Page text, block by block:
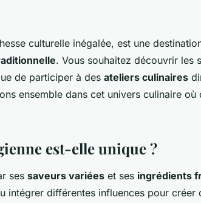
culturelle inégalée, est une
. Vous souhaitez découvrir les
de participer à des ateliers culinaires
ensemble dans cet univers culinaire où
est-elle unique ?
ses saveurs variées et ses ingrédients
intégrer différentes influences pour créer